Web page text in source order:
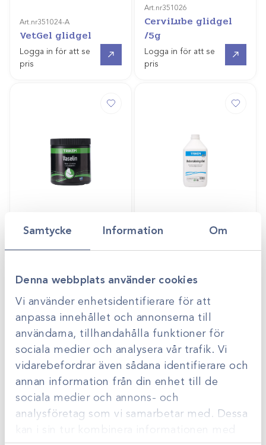
Samtycke Information Om
Denna webbplats använder cookies
Vi använder enhetsidentifierare för att
anpassa innehållet och annonserna till
användarna, tillhandahålla funktioner för
sociala medier och analysera vår trafik. Vi
vidarebefordrar även sådana identifierare och
annan information från din enhet till de
sociala medier och annons- och
analysföretag som vi samarbetar med. Dessa
Art.nr351024-A
VetGel glidgel
Logga in för att se
pris
Art.nr351026
CerviLube glidgel
/5g
Logga in för att se
pris
Vaselin 750ml
Logga in för att se
Undersökningsgel
Logga in för att se